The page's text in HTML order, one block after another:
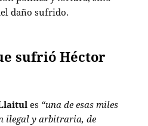
daño sufrido.
sufrió Héctor
es “una de esas miles
ilegal y arbitraria, de